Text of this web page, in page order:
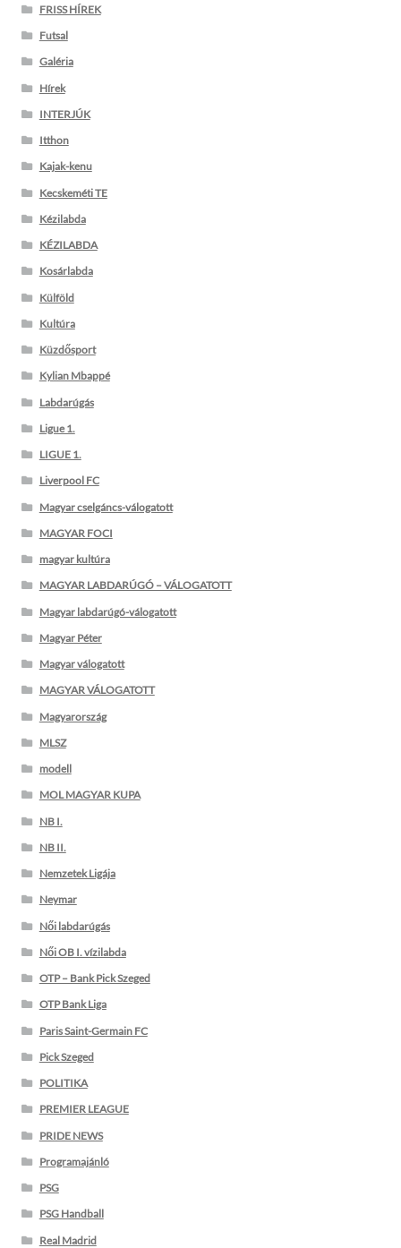
FRISS HÍREK
Futsal
Galéria
Hírek
INTERJÚK
Itthon
Kajak-kenu
Kecskeméti TE
Kézilabda
KÉZILABDA
Kosárlabda
Külföld
Kultúra
Küzdősport
Kylian Mbappé
Labdarúgás
Ligue 1.
LIGUE 1.
Liverpool FC
Magyar cselgáncs-válogatott
MAGYAR FOCI
magyar kultúra
MAGYAR LABDARÚGÓ – VÁLOGATOTT
Magyar labdarúgó-válogatott
Magyar Péter
Magyar válogatott
MAGYAR VÁLOGATOTT
Magyarország
MLSZ
modell
MOL MAGYAR KUPA
NB I.
NB II.
Nemzetek Ligája
Neymar
Női labdarúgás
Női OB I. vízilabda
OTP – Bank Pick Szeged
OTP Bank Liga
Paris Saint-Germain FC
Pick Szeged
POLITIKA
PREMIER LEAGUE
PRIDE NEWS
Programajánló
PSG
PSG Handball
Real Madrid